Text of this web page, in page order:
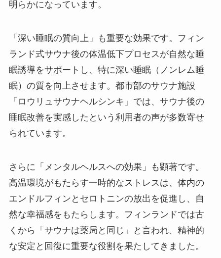
明らかになっています。
「深い睡眠の質向上」も重要な効果です。フィン
ランド式サウナ後の体温低下プロセスが自然な睡
眠誘導をサポートし、特に深い睡眠（ノンレム睡
眠）の質を向上させます。都市部のサウナ施設
「ロウリュサウナヘルシンキ」では、サウナ後の
睡眠改善を実感したという利用者の声が多数寄せ
られています。
さらに「メンタルヘルスへの効果」も顕著です。
高温環境がもたらす一時的なストレスは、体内の
エンドルフィンとセロトニンの放出を促進し、自
然な幸福感をもたらします。フィンランドでは古
くから「サウナは薬局と同じ」と言われ、精神的
な安定と回復に重要な役割を果たしてきました。